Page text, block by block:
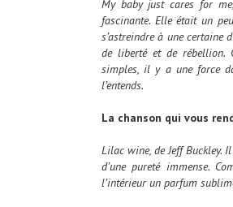
My baby just cares for
fascinante. Elle était un
s’astreindre à une certaine
de liberté et de rébellion.
simples, il y a une force
l’entends.
La chanson qui vous
Lilac wine, de Jeff Buckley.
d’une pureté immense.
l’intérieur un parfum